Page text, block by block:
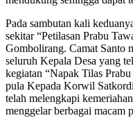
Pada sambutan kali
sekitar “Petilasan Prabu
Gombolirang. Camat Santo
seluruh Kepala Desa yang
kegiatan “Napak Tilas
pula Kepada Korwil
telah melengkapi
menggelar berbagai macam